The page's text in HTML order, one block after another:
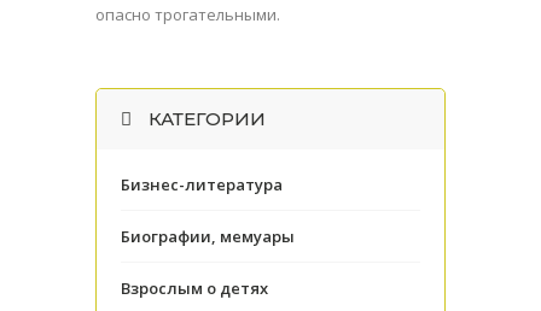
опасно трогательными.
КАТЕГОРИИ
Бизнес-литература
Биографии, мемуары
Взрослым о детях